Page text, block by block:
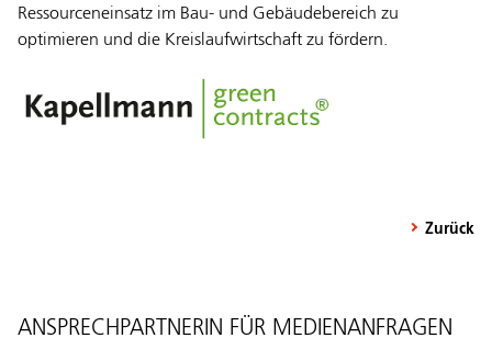
Ressourceneinsatz im Bau- und Gebäudebereich zu
optimieren und die Kreislaufwirtschaft zu fördern.
Zurück
ANSPRECHPARTNERIN FÜR MEDIENANFRAGEN